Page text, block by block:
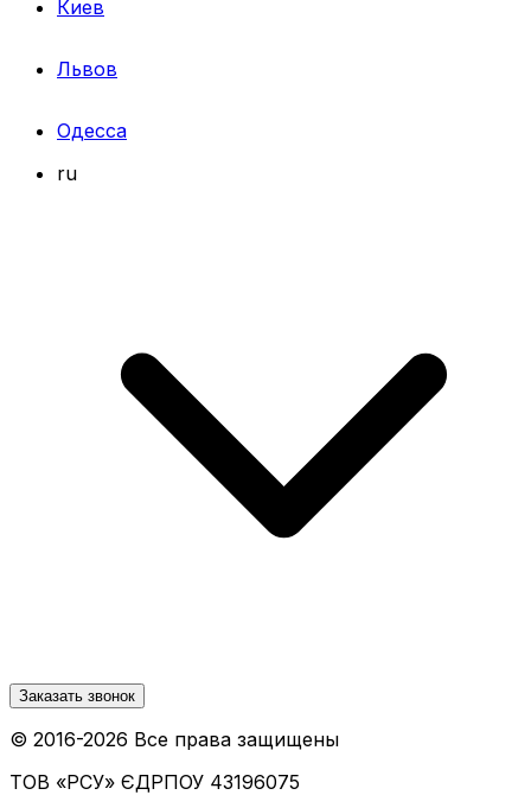
Киев
Львов
Одесса
ru
Заказать звонок
© 2016-2026 Все права защищены
ТОВ «РСУ» ЄДРПОУ 43196075